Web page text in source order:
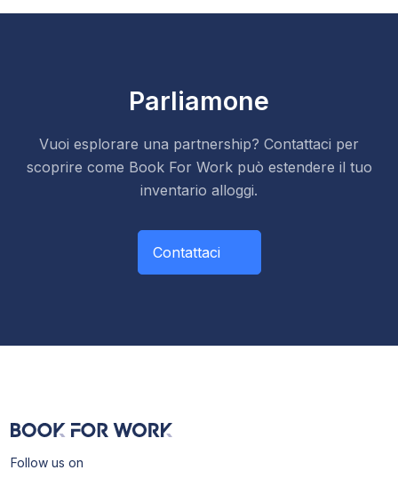
Parliamone
Vuoi esplorare una partnership? Contattaci per
scoprire come Book For Work può estendere il tuo
inventario alloggi.
Contattaci
Follow us on